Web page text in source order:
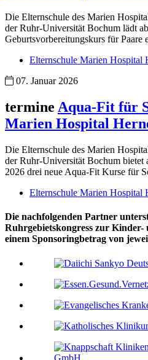
Die Elternschule des Marien
der Ruhr-Universität Bochum lädt
Geburtsvorbereitungskurs für
Elternschule Marien Hospital
07. Januar 2026
termine Aqua-Fit für
Marien Hospital
Die Elternschule des Marien
der Ruhr-Universität Bochum bietet
2026 drei neue Aqua-Fit Kurse für
Elternschule Marien Hospital
Die nachfolgenden Partner
Ruhrgebietskongress zur Kinder-
einem Sponsoringbetrag von